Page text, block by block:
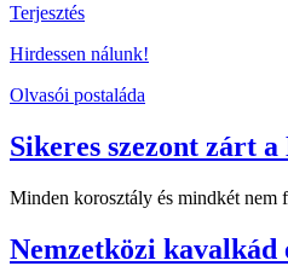
Terjesztés
Hirdessen nálunk!
Olvasói postaláda
Sikeres szezont zárt
Minden korosztály és mindkét nem
Nemzetközi kavalkád